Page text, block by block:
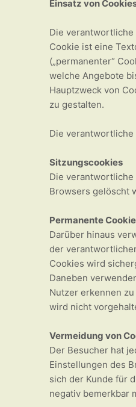
Einsatz von
Die verantwortliche
Cookie ist eine
(„permanenter“
welche Angebote
Hauptzweck von
zu gestalten.
Die
Sitzungscookies
Die verantwortliche
Browsers gelöscht
Permanente
Darüber hinaus
der
Cookies wird
Daneben
Nutzer erkennen
wird nicht
Vermeidung von
Der Besucher hat
Einstellungen des
sich der Kunde für
negativ bemerkbar